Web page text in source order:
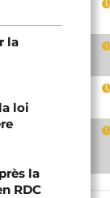
la
loi
la
RDC